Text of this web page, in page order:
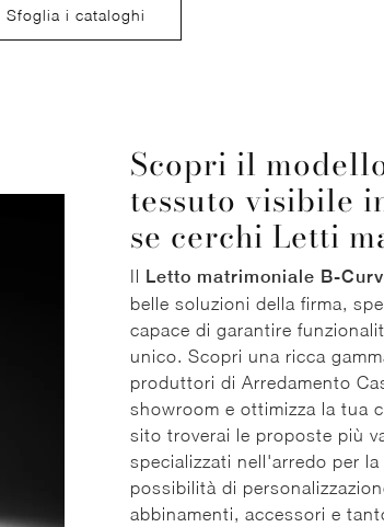
Sfoglia i cataloghi
Scopri il
tessuto visibile
se cerchi Letti
Il Letto matrimoniale B-
belle soluzioni della firma,
capace di garantire
unico. Scopri una ricca
produttori di Arredamento
showroom e ottimizza la tua
sito troverai le proposte più
specializzati nell'arredo per
possibilità di
abbinamenti, accessori e